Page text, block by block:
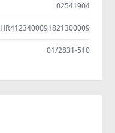
02541904
HR4123400091821300009
01/2831-510